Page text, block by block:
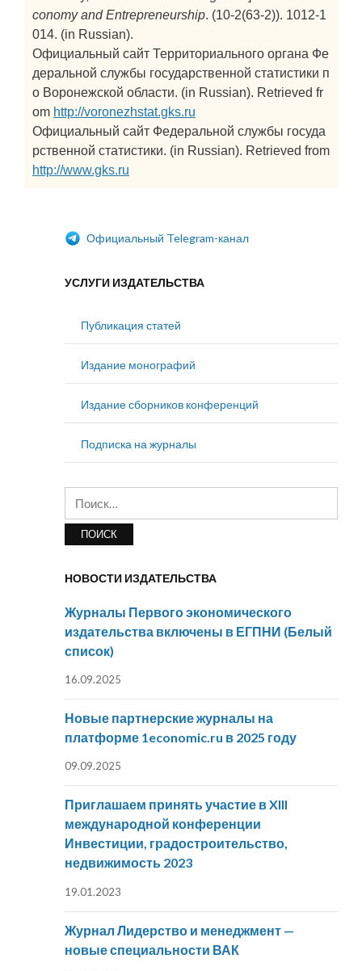
conomy and Entrepreneurship. (10-2(63-2)). 1012-1
014. (in Russian).
Официальный сайт Территориального органа Фе
деральной службы государственной статистики п
о Воронежской области. (in Russian). Retrieved fr
om http://voronezhstat.gks.ru
Официальный сайт Федеральной службы госуда
рственной статистики. (in Russian). Retrieved from
http://www.gks.ru
Официальный Telegram-канал
УСЛУГИ ИЗДАТЕЛЬСТВА
Публикация статей
Издание монографий
Издание сборников конференций
Подписка на журналы
НОВОСТИ ИЗДАТЕЛЬСТВА
Журналы Первого экономического
издательства включены в ЕГПНИ (Белый
список)
16.09.2025
Новые партнерские журналы на
платформе 1economic.ru в 2025 году
09.09.2025
Приглашаем принять участие в XIII
международной конференции
Инвестиции, градостроительство,
недвижимость 2023
19.01.2023
Журнал Лидерство и менеджмент —
новые специальности ВАК